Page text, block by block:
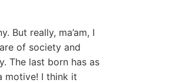
But really, ma’am, I
of society and
The last born has as
motive! I think it